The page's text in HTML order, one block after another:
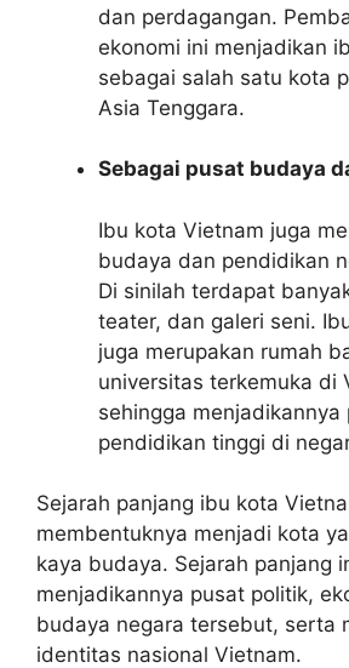
dan perdagangan.
ekonomi ini menjadikan
sebagai salah satu kota
Asia Tenggara.
Sebagai pusat budaya
Ibu kota Vietnam juga
budaya dan pendidikan
Di sinilah terdapat
teater, dan galeri seni.
juga merupakan rumah
universitas terkemuka di
sehingga menjadikannya
pendidikan tinggi di
Sejarah panjang ibu kota
membentuknya menjadi kota
kaya budaya. Sejarah panjang
menjadikannya pusat politik,
budaya negara tersebut, serta
identitas nasional Vietnam.